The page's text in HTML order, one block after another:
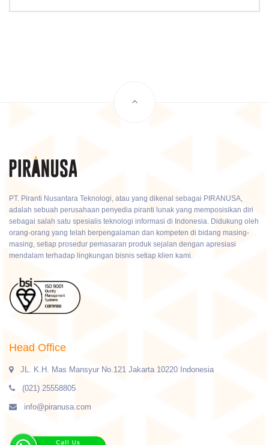
PT. Piranti Nusantara Teknologi, atau yang dikenal sebagai PIRANUSA,
adalah sebuah perusahaan penyedia piranti lunak yang memposisikan diri
sebagai salah satu spesialis teknologi informasi di Indonesia. Didukung oleh
orang-orang yang telah berpengalaman dan kompeten di bidang masing-
masing, setiap prosedur pemasaran produk sejalan dengan apresiasi
mendalam terhadap lingkungan bisnis setiap klien kami.
Head Office
JL. K.H. Mas Mansyur No.121 Jakarta 10220 Indonesia
(021) 25558805
info@piranusa.com